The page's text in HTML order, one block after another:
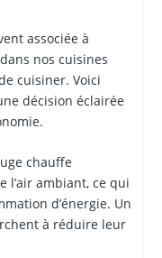
associée à
nos cuisines
cuisiner. Voici
décision éclairée
chauffe
l’air ambiant, ce qui
d’énergie. Un
à réduire leur